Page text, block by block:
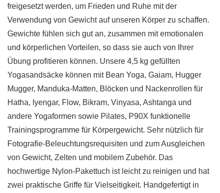
freigesetzt werden, um Frieden und Ruhe mit der
Verwendung von Gewicht auf unseren Körper zu schaffen.
Gewichte fühlen sich gut an, zusammen mit emotionalen
und körperlichen Vorteilen, so dass sie auch von Ihrer
Übung profitieren können. Unsere 4,5 kg gefüllten
Yogasandsäcke können mit Bean Yoga, Gaiam, Hugger
Mugger, Manduka-Matten, Blöcken und Nackenrollen für
Hatha, Iyengar, Flow, Bikram, Vinyasa, Ashtanga und
andere Yogaformen sowie Pilates, P90X funktionelle
Trainingsprogramme für Körpergewicht. Sehr nützlich für
Fotografie-Beleuchtungsrequisiten und zum Ausgleichen
von Gewicht, Zelten und mobilem Zubehör. Das
hochwertige Nylon-Pakettuch ist leicht zu reinigen und hat
zwei praktische Griffe für Vielseitigkeit. Handgefertigt in